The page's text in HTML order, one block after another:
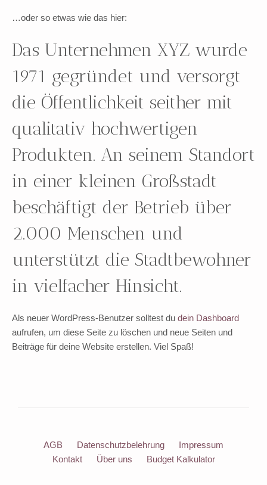
…oder so etwas wie das hier:
Das Unternehmen XYZ wurde
1971 gegründet und versorgt
die Öffentlichkeit seither mit
qualitativ hochwertigen
Produkten. An seinem Standort
in einer kleinen Großstadt
beschäftigt der Betrieb über
2.000 Menschen und
unterstützt die Stadtbewohner
in vielfacher Hinsicht.
Als neuer WordPress-Benutzer solltest du dein Dashboard
aufrufen, um diese Seite zu löschen und neue Seiten und
Beiträge für deine Website erstellen. Viel Spaß!
AGB Datenschutzbelehrung
Impressum
Kontakt
Über uns Budget Kalkulator